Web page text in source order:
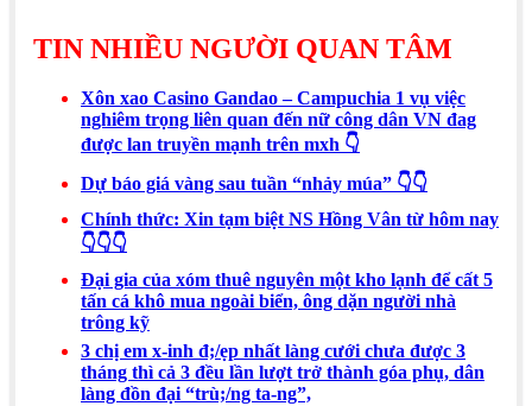
TIN NHIỀU NGƯỜI QUAN TÂM
Xôn xao Casino Gandao – Campuchia 1 vụ việc
nghiêm trọng liên quan đến nữ công dân VN đag
được lan truyền mạnh trên mxh 👇
Dự báo giá vàng sau tuần “nhảy múa” 👇👇
Chính thức: Xin tạm biệt NS Hồng Vân từ hôm nay
👇👇👇
Đại gia của xóm thuê nguyên một kho lạnh để cất 5
tấn cá khô mua ngoài biển, ông dặn người nhà
trông kỹ
3 chị em x-inh đ;/ẹp nhất làng cưới chưa được 3
tháng thì cả 3 đều lần lượt trở thành góa phụ, dân
làng đồn đại “trù;/ng ta-ng”,